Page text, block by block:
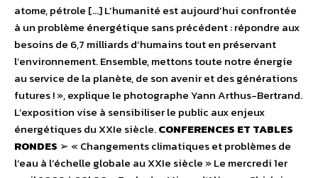
atome, pétrole […] L’humanité est aujourd’hui confrontée
à un problème énergétique sans précédent : répondre aux
besoins de 6,7 milliards d’humains tout en préservant
l’environnement. Ensemble, mettons toute notre énergie
au service de la planète, de son avenir et des générations
futures ! », explique le photographe Yann Arthus-Bertrand.
L’exposition vise à sensibiliser le public aux enjeux
énergétiques du XXIe siècle.CONFERENCES ET TABLES
RONDES ➢ « Changements climatiques et problèmes de
l’eau à l’échelle globale au XXIe siècle » Le mercredi 1er